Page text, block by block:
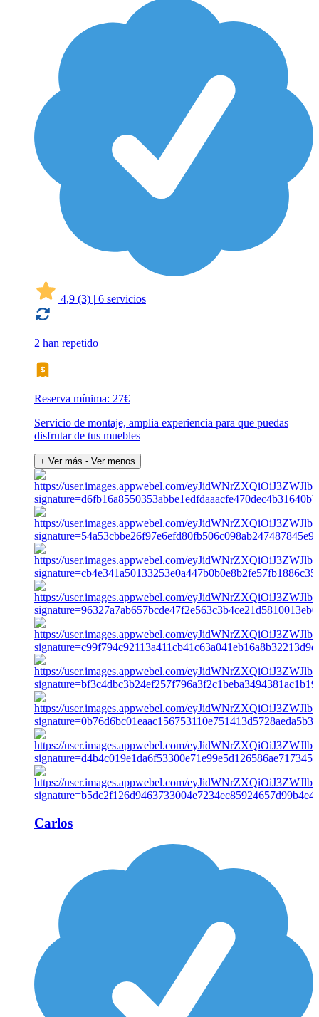
4,9 (3) | 6 servicios
2 han repetido
Reserva mínima: 27€
Servicio de montaje, amplia experiencia para que puedas
disfrutar de tus muebles
+ Ver más - Ver menos
Carlos